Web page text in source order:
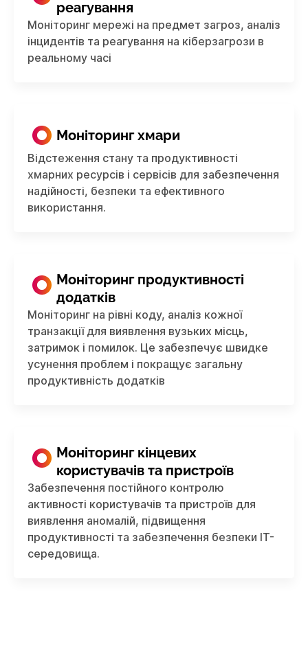
реагування
Моніторинг мережі на предмет загроз, аналіз
інцидентів та реагування на кіберзагрози в
реальному часі
Моніторинг хмари
Відстеження стану та продуктивності
хмарних ресурсів і сервісів для забезпечення
надійності, безпеки та ефективного
використання.
Моніторинг продуктивності
додатків
Моніторинг на рівні коду, аналіз кожної
транзакції для виявлення вузьких місць,
затримок і помилок. Це забезпечує швидке
усунення проблем і покращує загальну
продуктивність додатків
Моніторинг кінцевих
користувачів та пристроїв
Забезпечення постійного контролю
активності користувачів та пристроїв для
виявлення аномалій, підвищення
продуктивності та забезпечення безпеки IT-
середовища.